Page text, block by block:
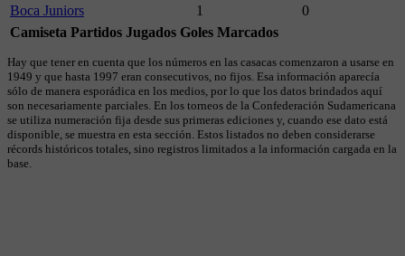
Boca Juniors
1
0
Camiseta Partidos Jugados Goles Marcados
Hay que tener en cuenta que los números en las casacas comenzaron a usarse en
1949 y que hasta 1997 eran consecutivos, no fijos. Esa información aparecía
sólo de manera esporádica en los medios, por lo que los datos brindados aquí
son necesariamente parciales. En los torneos de la Confederación Sudamericana
se utiliza numeración fija desde sus primeras ediciones y, cuando ese dato está
disponible, se muestra en esta sección. Estos listados no deben considerarse
récords históricos totales, sino registros limitados a la información cargada en la
base.